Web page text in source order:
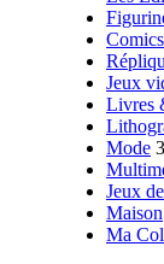
Jeux
Livres
Mode
Jeux
Maison
Ma